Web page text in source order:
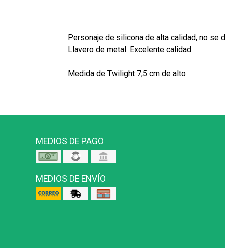
Personaje de silicona de alta calidad, no se
Llavero de metal. Excelente calidad
Medida de Twilight 7,5 cm de alto
MEDIOS DE PAGO
MEDIOS DE ENVÍO